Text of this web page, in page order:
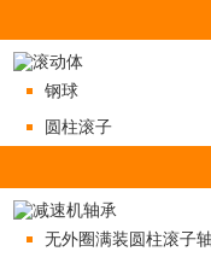
钢球
圆柱滚子
无外圈满装圆柱滚子